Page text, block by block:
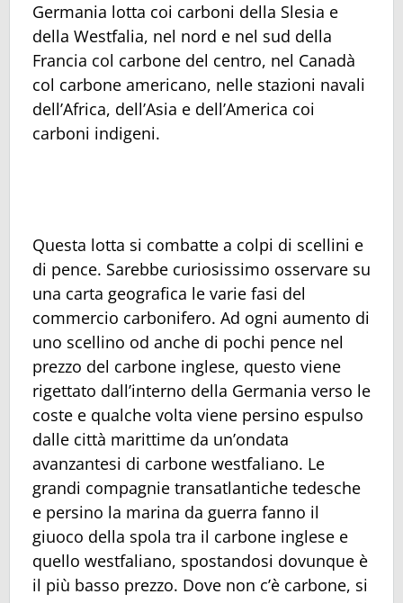
Germania lotta coi carboni della Slesia e
della Westfalia, nel nord e nel sud della
Francia col carbone del centro, nel Canadà
col carbone americano, nelle stazioni navali
dell’Africa, dell’Asia e dell’America coi
carboni indigeni.
Questa lotta si combatte a colpi di scellini e
di pence. Sarebbe curiosissimo osservare su
una carta geografica le varie fasi del
commercio carbonifero. Ad ogni aumento di
uno scellino od anche di pochi pence nel
prezzo del carbone inglese, questo viene
rigettato dall’interno della Germania verso le
coste e qualche volta viene persino espulso
dalle città marittime da un’ondata
avanzantesi di carbone westfaliano. Le
grandi compagnie transatlantiche tedesche
e persino la marina da guerra fanno il
giuoco della spola tra il carbone inglese e
quello westfaliano, spostandosi dovunque è
il più basso prezzo. Dove non c’è carbone, si